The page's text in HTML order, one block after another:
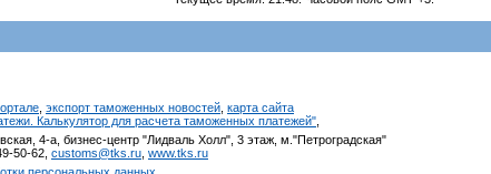
экспорт таможенных новостей карта сайта
Калькулятор для расчета таможенных платежей"
4-а, бизнес-центр "Лидваль Холл", 3 этаж, м."Петроградская"
50-62, customs@tks.ru www.tks.ru